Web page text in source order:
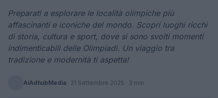
Preparati a esplorare le località olimpiche più
affascinanti e iconiche del mondo. Scopri luoghi ricchi
di storia, cultura e sport, dove si sono svolti momenti
indimenticabili delle Olimpiadi. Un viaggio tra
tradizione e modernità ti aspetta!
AiAdhubMedia · 21 Settembre 2025 · 3 min